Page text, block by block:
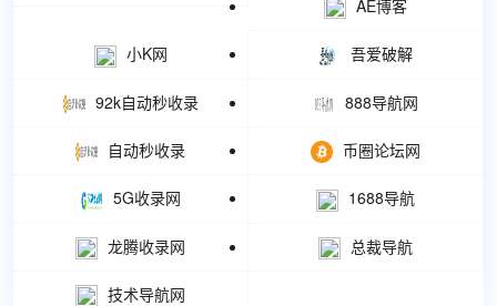
AE博客
小K网 吾爱破解
92k自动秒收录 888导航网
自动秒收录 币圈论坛网
5G收录网 1688导航
龙腾收录网 总裁导航
技术导航网